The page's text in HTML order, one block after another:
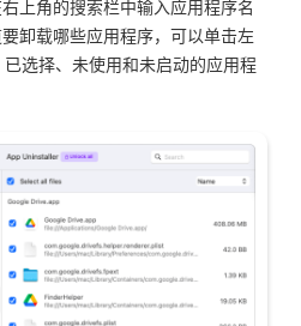
上角的搜索栏中输入应用程序名
卸载哪些应用程序，可以单击左
已选择、未使用和未启动的应用程